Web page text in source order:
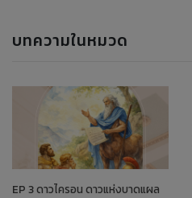
บทความในหมวด
EP 3 ดาวไครอน ดาวแห่งบาดแผล